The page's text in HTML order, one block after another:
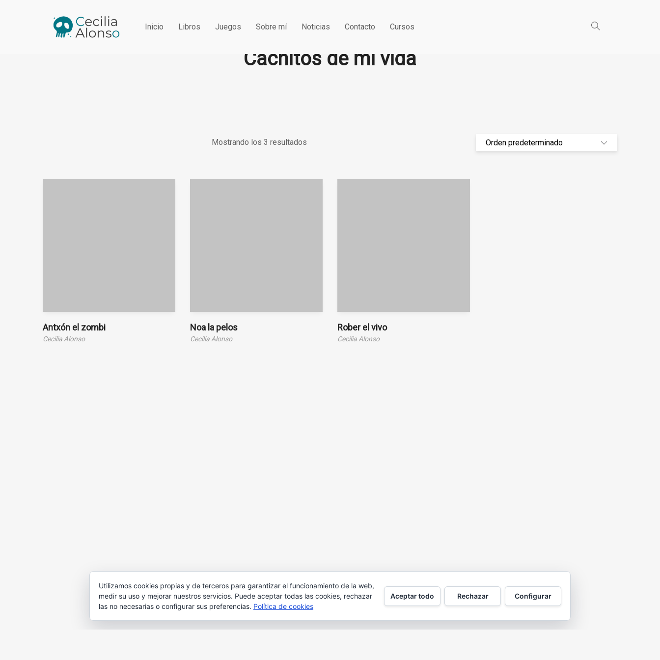
Inicio Libros Juegos Sobre mí Noticias Contacto Cursos
Cachitos de mi vida
Mostrando los 3 resultados
Antxón el zombi
Cecilia Alonso
Noa la pelos
Cecilia Alonso
Rober el vivo
Cecilia Alonso
Utilizamos cookies propias y de terceros para garantizar el funcionamiento de la web,
medir su uso y mejorar nuestros servicios. Puede aceptar todas las cookies, rechazar
las no necesarias o configurar sus preferencias. Política de cookies
Aceptar todo Rechazar Configurar